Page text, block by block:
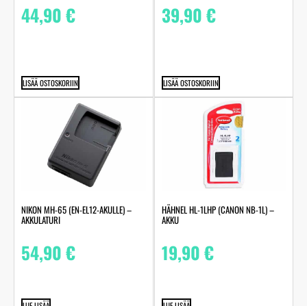
44,90€
LISÄÄ OSTOSKORIIN
39,90€
LISÄÄ OSTOSKORIIN
NIKON MH-65 (EN-EL12-AKULLE) –
AKKULATURI
54,90€
HÄHNEL HL-1LHP (CANON NB-1L) –
AKKU
19,90€